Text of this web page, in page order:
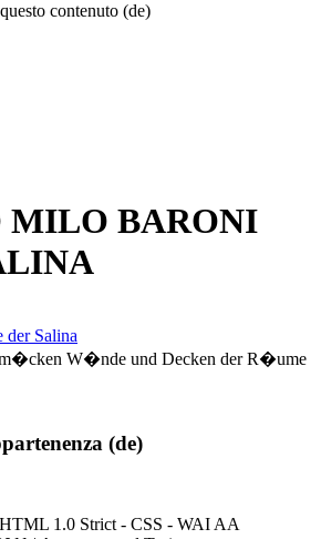
contenuto (de)
MILO BARONI
W�nde und Decken der R�ume
(de)
1.0 Strict - CSS - WAI AA